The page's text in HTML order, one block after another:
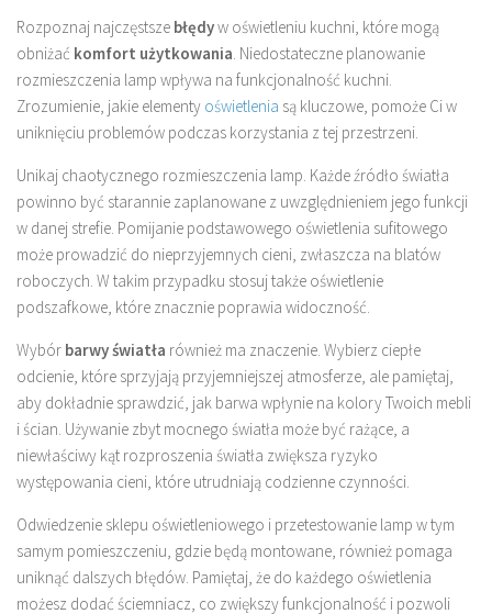
Rozpoznaj najczęstsze błędyw oświetleniu kuchni, które mogą
obniżać komfort użytkowania . Niedostateczne planowanie
rozmieszczenia lamp wpływa na funkcjonalność kuchni.
Zrozumienie, jakie elementy oświetlenia są kluczowe, pomoże Ci w
uniknięciu problemów podczas korzystania z tej przestrzeni.
Unikaj chaotycznego rozmieszczenia lamp. Każde źródło światła
powinno być starannie zaplanowane z uwzględnieniem jego funkcji
w danej strefie. Pomijanie podstawowego oświetlenia sufitowego
może prowadzić do nieprzyjemnych cieni, zwłaszcza na blatów
roboczych. W takim przypadku stosuj także oświetlenie
podszafkowe, które znacznie poprawia widoczność.
Wybór barwy światła również ma znaczenie. Wybierz ciepłe
odcienie, które sprzyjają przyjemniejszej atmosferze, ale pamiętaj,
aby dokładnie sprawdzić, jak barwa wpłynie na kolory Twoich mebli
i ścian. Używanie zbyt mocnego światła może być rażące, a
niewłaściwy kąt rozproszenia światła zwiększa ryzyko
występowania cieni, które utrudniają codzienne czynności.
Odwiedzenie sklepu oświetleniowego i przetestowanie lamp w tym
samym pomieszczeniu, gdzie będą montowane, również pomaga
uniknąć dalszych błędów. Pamiętaj, że do każdego oświetlenia
możesz dodać ściemniacz, co zwiększy funkcjonalność i pozwoli